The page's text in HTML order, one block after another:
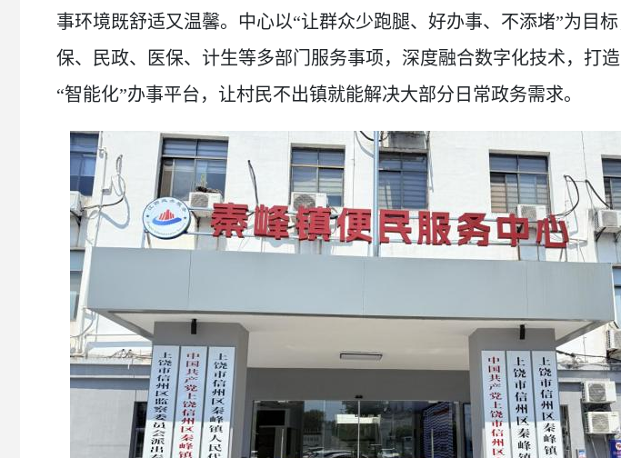
事环境既舒适又温馨。中心以“让群众少跑腿、好办事、不添堵”为目
保、民政、医保、计生等多部门服务事项，深度融合数字化技术，打造
“智能化”办事平台，让村民不出镇就能解决大部分日常政务需求。